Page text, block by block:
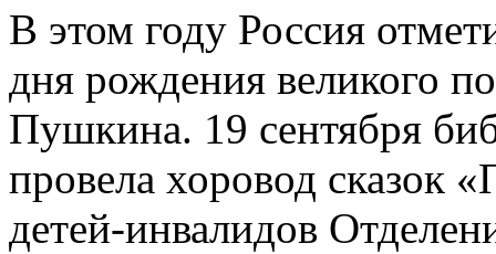
В этом году Россия
дня рождения великого
Пушкина. 19 сентября
провела хоровод сказок
детей-инвалидов